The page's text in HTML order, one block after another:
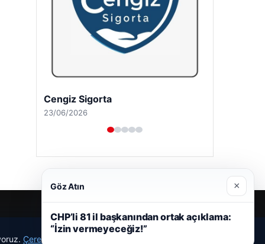
Cengiz Sigorta
23/06/2026
Çerez Politikamız
Göz Atın ×
CHP’li 81 il başkanından ortak açıklama:
“İzin vermeyeceğiz!”